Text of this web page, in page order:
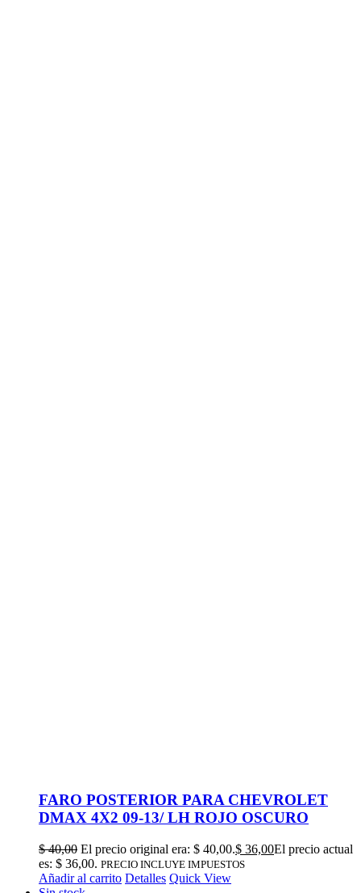
FARO POSTERIOR PARA CHEVROLET
DMAX 4X2 09-13/ LH ROJO OSCURO
$40,00 El precio original era: $ 40,00.$ 36,00El precio actual
es: $ 36,00. PRECIO INCLUYE IMPUESTOS
Añadir al carrito Detalles Quick View